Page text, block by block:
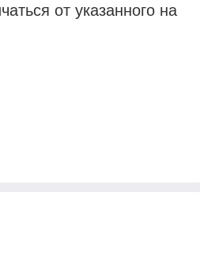
от указанного на